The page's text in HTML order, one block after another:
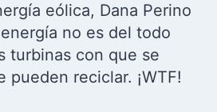
eólica, Dana Perino
no es del todo
turbinas con que se
pueden reciclar. ¡WTF!